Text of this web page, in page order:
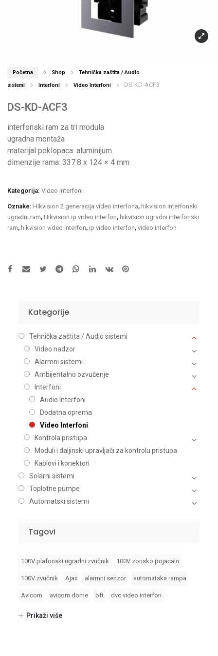
Početna Shop
Tehnička zaštita / Audio
sistemi
Interfoni Video Interfoni DS-KD-ACF3
DS-KD-ACF3
interfonski ram za tri modula
ugradna montaža
materijal poklopaca: aluminijum
dimenzije rama: 337.8 x 124 × 4 mm
Kategorija: Video Interfoni
Oznake: Hikvision 2 generacija video interfona, hikvision interfonski
ugradni ram, Hikvision ip video interfon, hikvision ugradni interfonski
ram, hikvision video interfon, ip video interfon, video interfon
Kategorije
Tehnička zaštita / Audio sistemi
Video nadzor
Alarmni sistemi
Ambijentalno ozvučenje
Interfoni
Audio Interfoni
Dodatna oprema
Video Interfoni
Kontrola pristupa
Moduli i daljinski upravljači za kontrolu pristupa
Kablovi i konektori
Solarni sistemi
Toplotne pumpe
Automatski sistemi
Tagovi
100V plafonski ugradni zvučnik 100V zonsko pojacalo
100V zvučnik Ajax alarmni senzor automatska rampa
Avicom avicom dome bft dvc video interfon
foto celije fotocelije
Prikaži više